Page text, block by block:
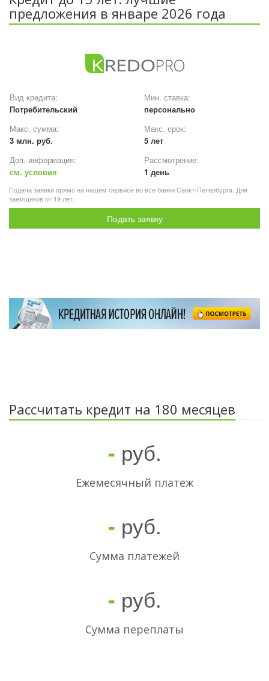
предложения в январе 2026 года
Вид кредита:
Потребительский
Мин. ставка:
персонально
Макс. сумма:
3 млн. руб.
Макс. срок:
5 лет
Доп. информация:
см. условия
Рассмотрение:
1 день
Подача заявки прямо на нашем сервисе во все банки Санкт-Петербурга. Для
заемщиков от 19 лет.
Подать заявку
Рассчитать кредит на 180 месяцев
- руб.
Ежемесячный платеж
- руб.
Cумма платежей
- руб.
Сумма переплаты